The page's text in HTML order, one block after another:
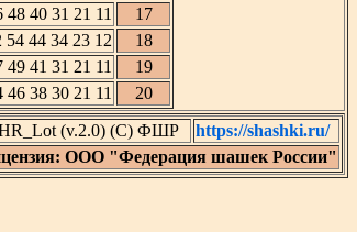
48 40 31 21 11
17
54 44 34 23 12
18
49 41 31 21 11
19
46 38 30 21 11
20
(v.2.0) (C) ФШР
https://shashki.ru/
ООО "Федерация шашек России"